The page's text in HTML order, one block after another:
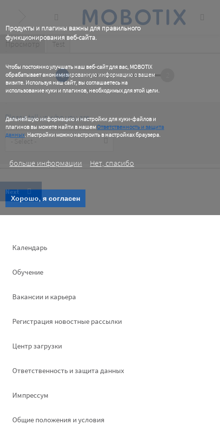
Продукты и плагины важны для правильного
функционирования веб-сайта.
Чтобы постоянно улучшать наш веб-сайт для вас, MOBOTIX
обрабатывает анонимизированную информацию о вашем
визите. Используя наш сайт, вы соглашаетесь на
использование куки и плагинов, необходимых для этой цели.
Дальнейшую информацию и настройки для куки-файлов и
плагинов вы можете найти в нашемОтветственность и защита
данных. Настройки можно настроить в настройках браузера.
больше информации
Нет, спасибо
Хорошо, я согласен
content
Primary
Просмотр (active
Test
1
Please tell us who you are
Customer
Type
Footer
Календарь
Обучение
Вакансии и карьера
Pегистрация новостные рассылки
Footer
Центр загрузки
Ответственность и защита данных
Импрессум
Общие положения и условия